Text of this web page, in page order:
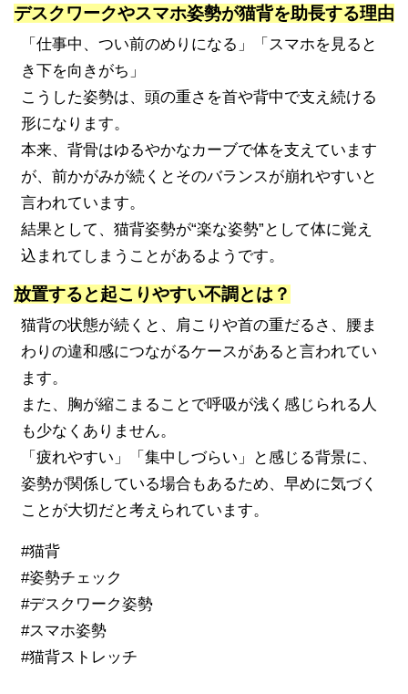
デスクワークやスマホ姿勢が猫背を助長する理由
「仕事中、つい前のめりになる」「スマホを見ると
き下を向きがち」
こうした姿勢は、頭の重さを首や背中で支え続ける
形になります。
本来、背骨はゆるやかなカーブで体を支えています
が、前かがみが続くとそのバランスが崩れやすいと
言われています。
結果として、猫背姿勢が“楽な姿勢”として体に覚え
込まれてしまうことがあるようです。
放置すると起こりやすい不調とは？
猫背の状態が続くと、肩こりや首の重だるさ、腰ま
わりの違和感につながるケースがあると言われてい
ます。
また、胸が縮こまることで呼吸が浅く感じられる人
も少なくありません。
「疲れやすい」「集中しづらい」と感じる背景に、
姿勢が関係している場合もあるため、早めに気づく
ことが大切だと考えられています。
#猫背
#姿勢チェック
#デスクワーク姿勢
#スマホ姿勢
#猫背ストレッチ